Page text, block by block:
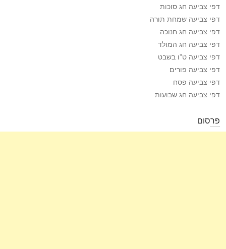
דפי צביעה חג סוכות
דפי צביעה שמחת תורה
דפי צביעה חג חנוכה
דפי צביעה חג המולד
דפי צביעה ט”ו בשבט
דפי צביעה פורים
דפי צביעה פסח
דפי צביעה חג שבועות
פרסום